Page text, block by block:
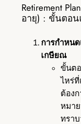
Retirement
อายุ) : ขั้นตอน
การกำหนด
เกษียณ
ขั้นต
ไหร่ที่
ต้อง
หมา
ทราบ